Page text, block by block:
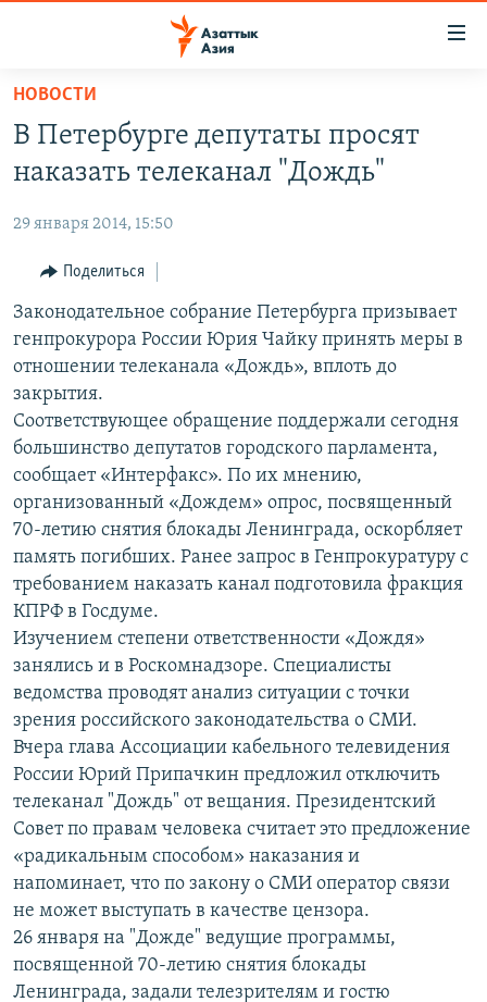
Вернуться
основному
содержанию
навигации
Вернутся
поиску
ЦЕНТРАЛЬНАЯ АЗИЯ
КАЗАХСТАН
УЗБЕКИСТАН
ТАДЖИКИСТАН
НОВОСТИ
НА ДРУГИХ ЯЗЫКАХ
ҚАЗАҚША
КЫРГЫЗЧА
ЎЗБЕКЧА
ТОҶИКӢ
TÜRKMENÇE
Все сайты РСЕ/РС
НОВОСТИ
В Петербурге депутаты просят
наказать телеканал "Дождь"
29 января 2014, 15:50
Поделиться
Законодательное собрание Петербурга призывает
генпрокурора России Юрия Чайку принять меры в
отношении телеканала «Дождь», вплоть до
закрытия.
Соответствующее обращение поддержали сегодня
большинство депутатов городского парламента,
сообщает «Интерфакс». По их мнению,
организованный «Дождем» опрос, посвященный
70-летию снятия блокады Ленинграда, оскорбляет
память погибших. Ранее запрос в Генпрокуратуру с
требованием наказать канал подготовила фракция
КПРФ в Госдуме.
Изучением степени ответственности «Дождя»
занялись и в Роскомнадзоре. Специалисты
ведомства проводят анализ ситуации с точки
зрения российского законодательства о СМИ.
Вчера глава Ассоциации кабельного телевидения
России Юрий Припачкин предложил отключить
телеканал "Дождь" от вещания. Президентский
Совет по правам человека считает это предложение
«радикальным способом» наказания и
напоминает, что по закону о СМИ оператор связи
не может выступать в качестве цензора.
26 января на "Дожде" ведущие программы,
посвященной 70-летию снятия блокады
Ленинграда, задали телезрителям и гостю